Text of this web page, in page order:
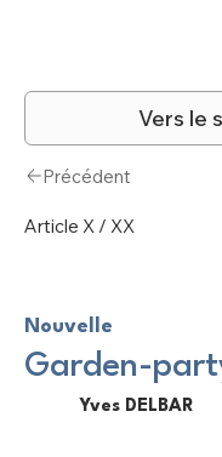
Nouvelle
Garden-
Yves DELBAR
Vers le
Article X / XX
Précédent